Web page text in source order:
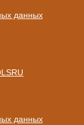
данных
данных